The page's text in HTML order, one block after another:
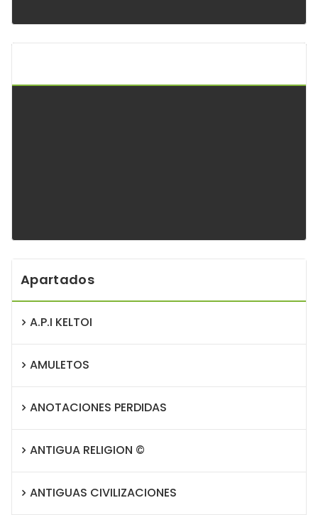
Apartados
A.P.I KELTOI
AMULETOS
ANOTACIONES PERDIDAS
ANTIGUA RELIGION ©
ANTIGUAS CIVILIZACIONES